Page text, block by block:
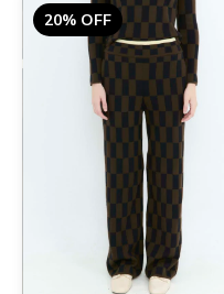
20% OFF